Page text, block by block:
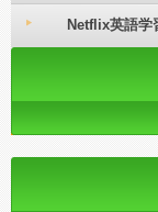
Netflix英語学